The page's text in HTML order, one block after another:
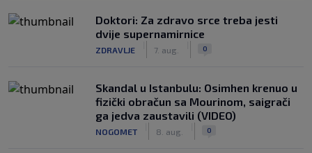
Doktori: Za zdravo srce treba jesti
dvije supernamirnice
ZDRAVLJE 7. aug. 0
Skandal u Istanbulu: Osimhen krenuo u
fizički obračun sa Mourinom, saigrači
ga jedva zaustavili (VIDEO)
NOGOMET 8. aug. 0